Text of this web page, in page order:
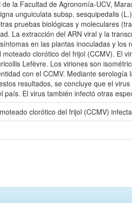
la Facultad de Agronomía-UCV,
unguiculata subsp. sesquipedalis
pruebas biológicas y moleculares
La extracción del ARN viral y la
en las plantas inoculadas y
clorótico del frijol (CCMV). El
Lefèvre. Los viriones son
con el CCMV. Mediante
resultados, se concluye que el
El virus también infectó otras
clorótico del frijol (CCMV)